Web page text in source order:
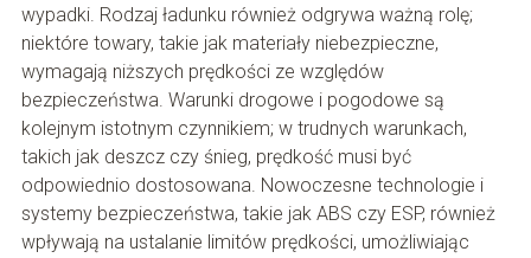
wypadki. Rodzaj ładunku również odgrywa ważną rolę;
niektóre towary, takie jak materiały niebezpieczne,
wymagają niższych prędkości ze względów
bezpieczeństwa. Warunki drogowe i pogodowe są
kolejnym istotnym czynnikiem; w trudnych warunkach,
takich jak deszcz czy śnieg, prędkość musi być
odpowiednio dostosowana. Nowoczesne technologie i
systemy bezpieczeństwa, takie jak ABS czy ESP, również
wpływają na ustalanie limitów prędkości, umożliwiając